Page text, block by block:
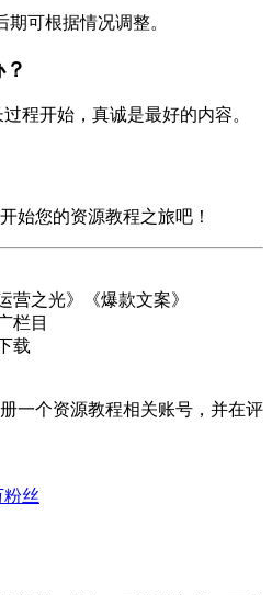
可根据情况调整。
程开始，真诚是最好的内容。
始您的资源教程之旅吧！
营之光》《爆款文案》
栏目
载
一个资源教程相关账号，并在评
粉丝